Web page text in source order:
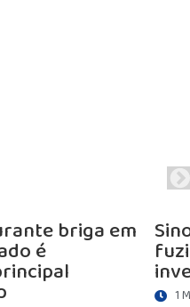
morto a tiros de
caso será
DHPP
POLÍCIA